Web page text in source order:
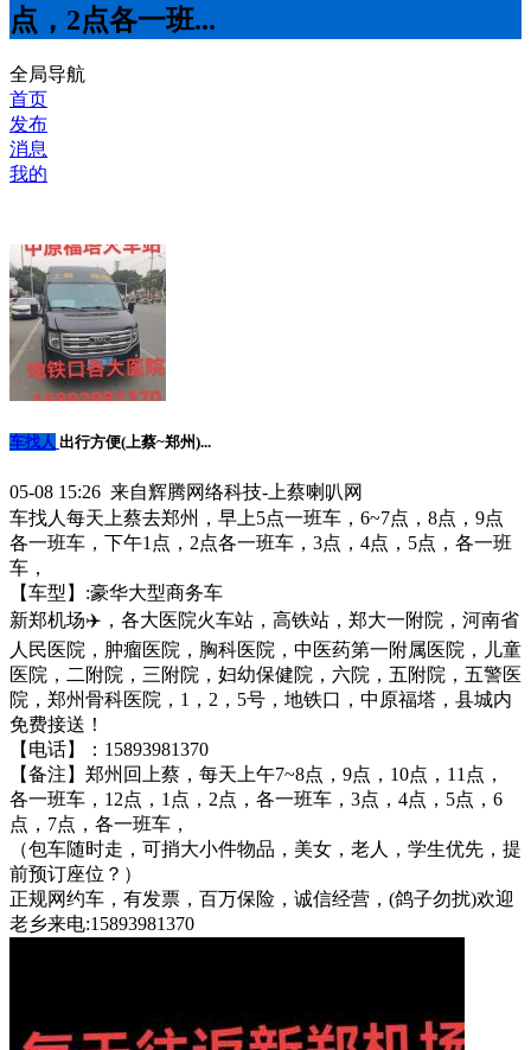
点，2点各一班...
全局导航
首页
发布
消息
我的
车找人 出行方便(上蔡~郑州)...
05-08 15:26 来自辉腾网络科技-上蔡喇叭网
车找人每天上蔡去郑州，早上5点一班车，6~7点，8点，9点
各一班车，下午1点，2点各一班车，3点，4点，5点，各一班
车，
【车型】:豪华大型商务车
新郑机场✈️，各大医院火车站，高铁站，郑大一附院，河南省
人民医院，肿瘤医院，胸科医院，中医药第一附属医院，儿童
医院，二附院，三附院，妇幼保健院，六院，五附院，五警医
院，郑州骨科医院，1，2，5号，地铁口，中原福塔，县城内
免费接送！
【电话】：15893981370
【备注】郑州回上蔡，每天上午7~8点，9点，10点，11点，
各一班车，12点，1点，2点，各一班车，3点，4点，5点，6
点，7点，各一班车，
（包车随时走，可捎大小件物品，美女，老人，学生优先，提
前预订座位？）
正规网约车，有发票，百万保险，诚信经营，(鸽子勿扰)欢迎
老乡来电:15893981370